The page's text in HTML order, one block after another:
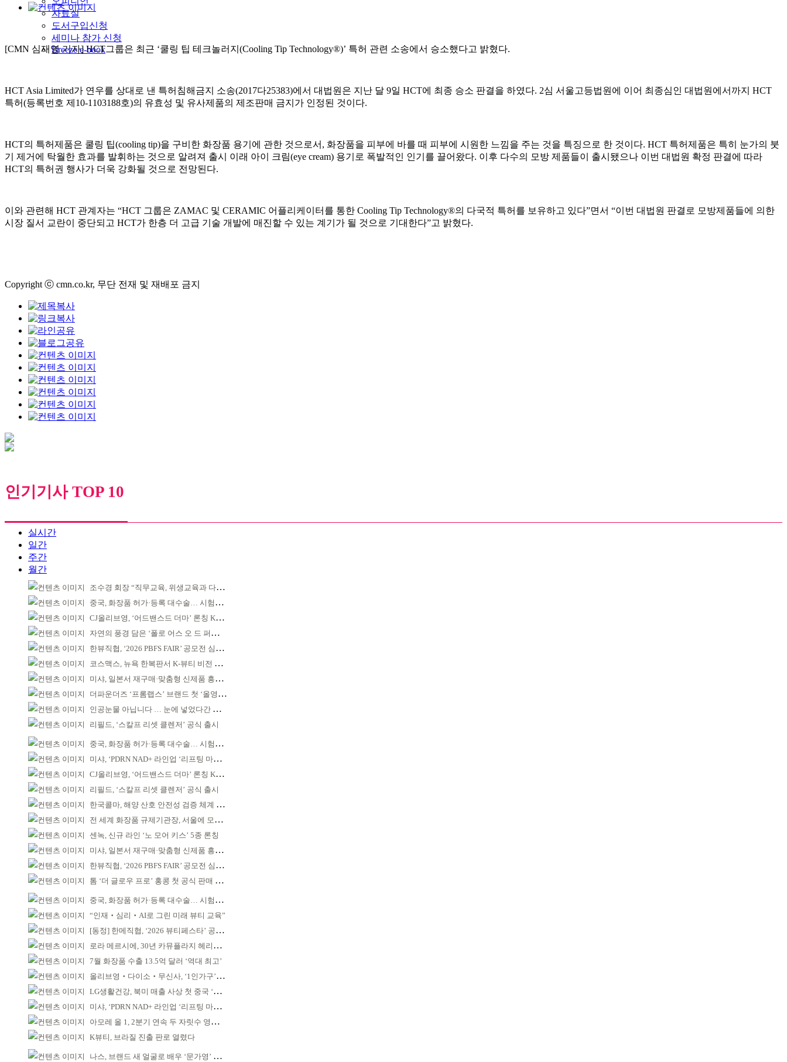
자료실
도서구입신청
세미나 참가 신청
Breeze e-book
[CMN 심재영 기자] HCT그룹은 최근 ‘쿨링 팁 테크놀러지(Cooling Tip Technology®)’ 특허 관련 소송에서 승소했다고 밝혔다.
HCT Asia Limited가 연우를 상대로 낸 특허침해금지 소송(2017다25383)에서 대법원은 지난 달 9일 HCT에 최종 승소 판결을 하였다. 2심 서울고등법원에 이어 최종심인 대법원에서까지 HCT
특허(등록번호 제10-1103188호)의 유효성 및 유사제품의 제조판매 금지가 인정된 것이다.
HCT의 특허제품은 쿨링 팁(cooling tip)을 구비한 화장품 용기에 관한 것으로서, 화장품을 피부에 바를 때 피부에 시원한 느낌을 주는 것을 특징으로 한 것이다. HCT 특허제품은 특히 눈가의 붓
기 제거에 탁월한 효과를 발휘하는 것으로 알려져 출시 이래 아이 크림(eye cream) 용기로 폭발적인 인기를 끌어왔다. 이후 다수의 모방 제품들이 출시됐으나 이번 대법원 확정 판결에 따라
HCT의 특허권 행사가 더욱 강화될 것으로 전망된다.
이와 관련해 HCT 관계자는 “HCT 그룹은 ZAMAC 및 CERAMIC 어플리케이터를 통한 Cooling Tip Technology®의 다국적 특허를 보유하고 있다”면서 “이번 대법원 판결로 모방제품들에 의한
시장 질서 교란이 중단되고 HCT가 한층 더 고급 기술 개발에 매진할 수 있는 계기가 될 것으로 기대한다”고 밝혔다.
Copyright ⓒ cmn.co.kr, 무단 전재 및 재배포 금지
인기기사 TOP 10
실시간
일간
주간
월간
조수경 회장 “직무교육, 위생교육과 다르다”
중국, 화장품 허가·등록 대수술… 시험자료 공용 허용
CJ올리브영, ‘어드밴스드 더마’ 론칭 K더마 육성 박차
자연의 풍경 담은 ‘폴로 어스 오 드 퍼퓸’ 4종 출시
한뷰직협, ‘2026 PBFS FAIR’ 공모전 심사 성료
코스맥스, 뉴욕 한복판서 K-뷰티 비전 제시
미샤, 일본서 재구매·맞춤형 신제품 흥행 ‘쌍끌이’
더파운더즈 ‘프롬랩스’ 브랜드 첫 ‘올영픽’ 선정
인공눈물 아닙니다 … 눈에 넣었다간 각막 손상
리필드, ‘스칼프 리셋 클렌저’ 공식 출시
중국, 화장품 허가·등록 대수술… 시험자료 공용 허용
미샤, ‘PDRN NAD+ 라인업 ‘리프팅 마스크’ 출시
CJ올리브영, ‘어드밴스드 더마’ 론칭 K더마 육성 박차
리필드, ‘스칼프 리셋 클렌저’ 공식 출시
한국콜마, 해양 산호 안전성 검증 체계 구축
전 세계 화장품 규제기관장, 서울에 모인다
센녹, 신규 라인 ‘노 모어 키스’ 5종 론칭
미샤, 일본서 재구매·맞춤형 신제품 흥행 ‘쌍끌이’
한뷰직협, ‘2026 PBFS FAIR’ 공모전 심사 성료
톰 ‘더 글로우 프로’ 홍콩 첫 공식 판매 완판
중국, 화장품 허가·등록 대수술… 시험자료 공용 허용
“인재‧심리‧AI로 그린 미래 뷰티 교육”
[동정] 한메직협, ‘2026 뷰티페스타’ 공동 주최
로라 메르시에, 30년 카뮤플라지 헤리티지 담아
7월 화장품 수출 13.5억 달러 ‘역대 최고’
올리브영‧다이소‧무신사, ‘1인가구’가 이끈다
LG생활건강, 북미 매출 사상 첫 중국 ‘추월’
미샤, ‘PDRN NAD+ 라인업 ‘리프팅 마스크’ 출시
아모레 올 1, 2분기 연속 두 자릿수 영업이익률 기록
K뷰티, 브라질 진출 판로 열렸다
나스, 브랜드 새 얼굴로 배우 ‘문가영’ 발탁